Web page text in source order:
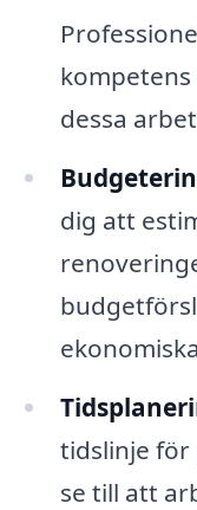
dessa
dig att
tidslinje
se till att